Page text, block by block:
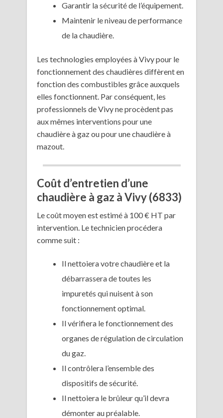
Garantir la sécurité de l’équipement.
Maintenir le niveau de performance
de la chaudière.
Les technologies employées à Vivy pour le
fonctionnement des chaudières diffèrent en
fonction des combustibles grâce auxquels
elles fonctionnent. Par conséquent, les
professionnels de Vivy ne procèdent pas
aux mêmes interventions pour une
chaudière à gaz ou pour une chaudière à
mazout.
Coût d’entretien d’une
chaudière à gaz à Vivy (6833)
Le coût moyen est estimé à 100 € HT par
intervention. Le technicien procédera
comme suit :
Il nettoiera votre chaudière et la
débarrassera de toutes les
impuretés qui nuisent à son
fonctionnement optimal.
Il vérifiera le fonctionnement des
organes de régulation de circulation
du gaz.
Il contrôlera l’ensemble des
dispositifs de sécurité.
Il nettoiera le brûleur qu’il devra
démonter au préalable.